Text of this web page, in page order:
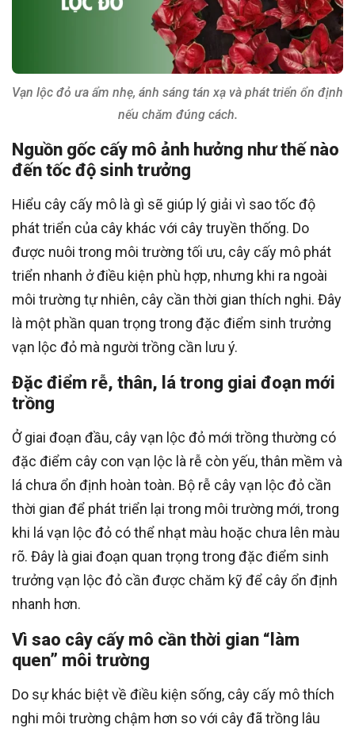
Vạn lộc đỏ ưa ẩm nhẹ, ánh sáng tán xạ và phát triển ổn định
nếu chăm đúng cách.
Nguồn gốc cấy mô ảnh hưởng như thế nào
đến tốc độ sinh trưởng
Hiểu cây cấy mô là gì sẽ giúp lý giải vì sao tốc độ
phát triển của cây khác với cây truyền thống. Do
được nuôi trong môi trường tối ưu, cây cấy mô phát
triển nhanh ở điều kiện phù hợp, nhưng khi ra ngoài
môi trường tự nhiên, cây cần thời gian thích nghi. Đây
là một phần quan trọng trong đặc điểm sinh trưởng
vạn lộc đỏ mà người trồng cần lưu ý.
Đặc điểm rễ, thân, lá trong giai đoạn mới
trồng
Ở giai đoạn đầu, cây vạn lộc đỏ mới trồng thường có
đặc điểm cây con vạn lộc là rễ còn yếu, thân mềm và
lá chưa ổn định hoàn toàn. Bộ rễ cây vạn lộc đỏ cần
thời gian để phát triển lại trong môi trường mới, trong
khi lá vạn lộc đỏ có thể nhạt màu hoặc chưa lên màu
rõ. Đây là giai đoạn quan trọng trong đặc điểm sinh
trưởng vạn lộc đỏ cần được chăm kỹ để cây ổn định
nhanh hơn.
Vì sao cây cấy mô cần thời gian “làm
quen” môi trường
Do sự khác biệt về điều kiện sống, cây cấy mô thích
nghi môi trường chậm hơn so với cây đã trồng lâu